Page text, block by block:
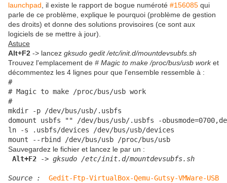
launchpad , il existe le rapport de bogue numéroté #156085 qui
parle de ce problème, explique le pourquoi (problème de gestion
des droits) et donne des solutions provisoires (ce sont aux
logiciels de se mettre à jour).
Astuce
Alt+F2 -> lancez gksudo gedit /etc/init.d/mountdevsubfs.sh
Trouvez l'emplacement de # Magic to make /proc/bus/usb worket
décommentez les 4 lignes pour que l'ensemble ressemble à :
#
# Magic to make /proc/bus/usb work
#
mkdir -p /dev/bus/usb/.usbfs
domount usbfs "" /dev/bus/usb/.usbfs -
ln -s .usbfs/devices /dev/bus/usb/devices
mount --rbind /dev/bus/usb /proc/bus/usb
Sauvegardez le fichier et lancez le par un :
Alt+F2 -> gksudo /etc/init.d/mountdevsubfs.sh
Source : Gedit-Ftp-VirtualBox-Qemu-Gutsy-VMWare-USB